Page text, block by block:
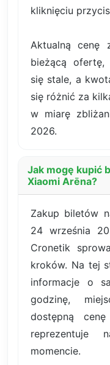
kliknięciu
Aktualną cenę
bieżącą ofertę,
się stale, a
się różnić za
w miarę
2026.
Jak mogę kupić
Xiaomi Arēna?
Zakup biletów
24 września
Cronetik
kroków. Na tej
informacje o
godzinę,
dostępną
reprezentuje
momencie.